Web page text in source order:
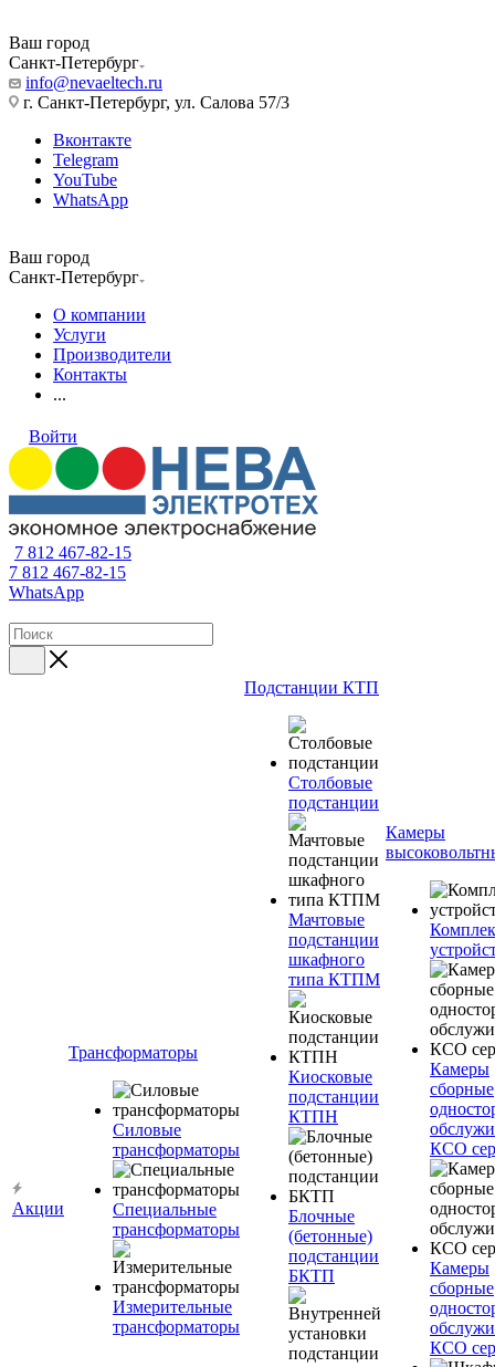
Ваш город
Санкт-Петербург
info@nevaeltech.ru
г. Санкт-Петербург, ул. Салова 57/3
Вконтакте
Telegram
YouTube
WhatsApp
Ваш город
Санкт-Петербург
О компании
Услуги
Производители
Контакты
...
Войти
7 812 467-82-15
7 812 467-82-15
WhatsApp
Акции
Трансформаторы
Силовые
трансформаторы
Специальные
трансформаторы
Измерительные
трансформаторы
Подстанции КТП
Столбовые
подстанции
Мачтовые
подстанции
шкафного
типа КТПМ
Киосковые
подстанции
КТПН
Блочные
(бетонные)
подстанции
БКТП
Камеры
Камеры
сборные
КСО
Камеры
сборные
КСО